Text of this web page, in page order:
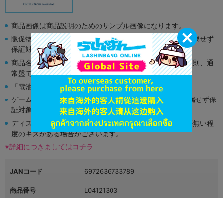
商品画像は商品説明のためのサンプル画像になります。
販促物、書籍の帯やぬいぐるみのタグ、コード類は原則付属せず
保証対象外となります。
商品名や備考欄に特別な記載が無い限り取り扱い商品は原則、通
常盤です。
「電池」は原則として保証対象外となります。
ゲーム機本体には、SDカードなどのメモリーカードは付属せず保
証対象外となります。
ディスク類の読み取り面のキズに関しまして再生に支障が無い程
度のキズがある場合がございます。
※詳細につきましてはコチラ
JANコード 6972636733789
商品番号 L04121303